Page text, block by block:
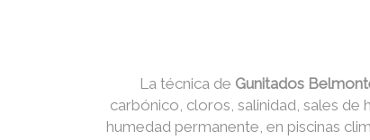
La técnica de Gunitados
carbónico, cloros, salinidad, sales de
humedad permanente, en piscinas